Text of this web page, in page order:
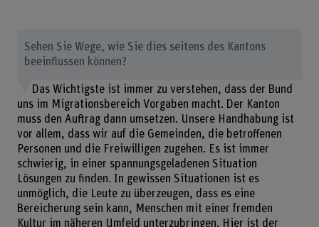
Sehen Sie Wege, wie Sie dies seitens des Kantons
beeinflussen können?
Das Wichtigste ist immer zu verstehen, dass der Bund
uns im Migrationsbereich Vorgaben macht. Der Kanton
muss den Auftrag dann umsetzen. Unsere Handhabung ist
vor allem, dass wir auf die Gemeinden, die betroffenen
Personen und die Freiwilligen zugehen. Es ist immer
schwierig, in einer spannungsgeladenen Situation
Lösungen zu finden. In gewissen Situationen ist es
unmöglich, die Leute zu überzeugen, dass es eine
Bereicherung sein kann, Menschen mit einer fremden
Kultur im näheren Umfeld unterzubringen. Hier ist der